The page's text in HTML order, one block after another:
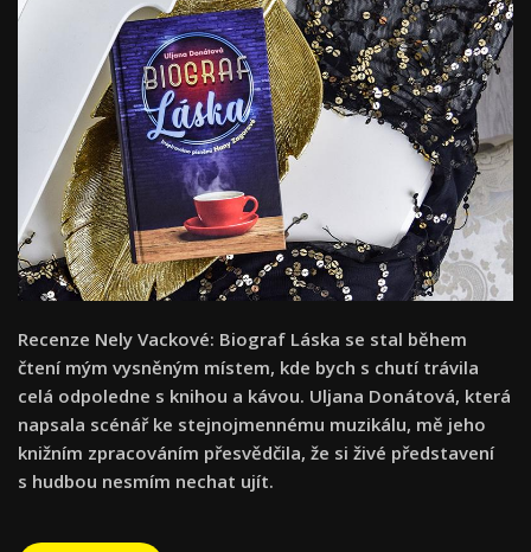
Recenze Nely Vackové: Biograf Láska se stal během
čtení mým vysněným místem, kde bych s chutí trávila
celá odpoledne s knihou a kávou. Uljana Donátová, která
napsala scénář ke stejnojmennému muzikálu, mě jeho
knižním zpracováním přesvědčila, že si živé představení
s hudbou nesmím nechat ujít.